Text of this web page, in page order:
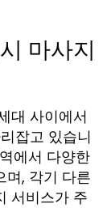
마사지
대 사이에서
잡고 있습니
에서 다양한
며, 각기 다른
서비스가 주